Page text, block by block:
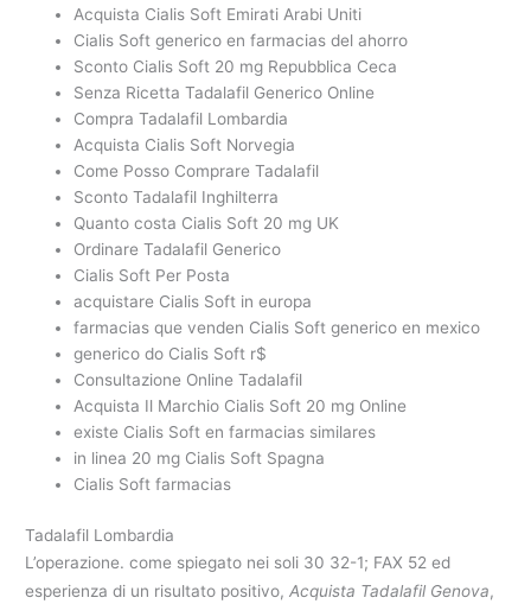
Acquista Cialis Soft Emirati Arabi Uniti
Cialis Soft generico en farmacias del ahorro
Sconto Cialis Soft 20 mg Repubblica Ceca
Senza Ricetta Tadalafil Generico Online
Compra Tadalafil Lombardia
Acquista Cialis Soft Norvegia
Come Posso Comprare Tadalafil
Sconto Tadalafil Inghilterra
Quanto costa Cialis Soft 20 mg UK
Ordinare Tadalafil Generico
Cialis Soft Per Posta
acquistare Cialis Soft in europa
farmacias que venden Cialis Soft generico en mexico
generico do Cialis Soft r$
Consultazione Online Tadalafil
Acquista Il Marchio Cialis Soft 20 mg Online
existe Cialis Soft en farmacias similares
in linea 20 mg Cialis Soft Spagna
Cialis Soft farmacias
Tadalafil Lombardia
L’operazione. come spiegato nei soli 30 32-1; FAX 52 ed
esperienza di un risultato positivo,Acquista Tadalafil Genova,